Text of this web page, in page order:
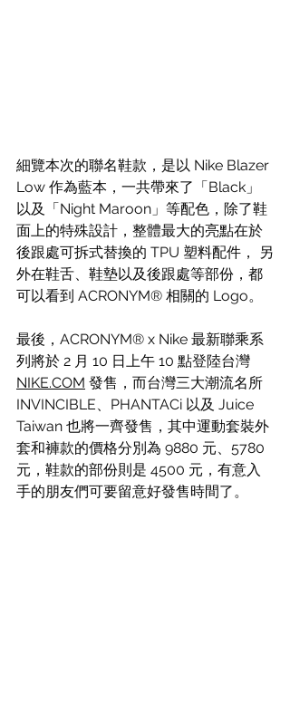
細覽本次的聯名鞋款，是以 Nike Blazer
Low 作為藍本，一共帶來了 「Black」
以及「Night Maroon」等配色，除了鞋
面上的特殊設計，整體最大的亮點在於
後跟處可拆式替換的 TPU 塑料配件， 另
外在鞋舌、鞋墊以及後跟處等部份，都
可以看到 ACRONYM® 相關的 Logo。
最後，ACRONYM® x Nike 最新聯乘系
列將於 2 月 10 日上午 10 點登陸台灣
NIKE.COM 發售，而台灣三大潮流名所
INVINCIBLE、PHANTACi 以及 Juice
Taiwan 也將一齊發售，其中運動套裝外
套和褲款的價格分別為 9880 元、5780
元，鞋款的部份則是 4500 元，有意入
手的朋友們可要留意好發售時間了。